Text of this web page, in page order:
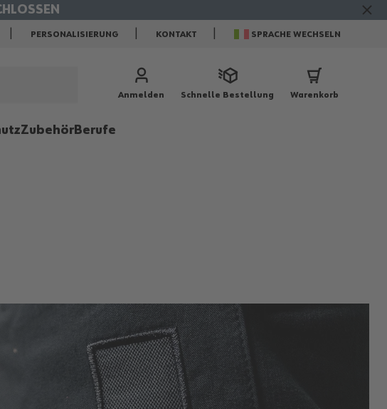
PERSONALISIERUNG KONTAKT SPRACHE WECHSELN
Anmelden Schnelle Bestellung Warenkorb
Zubehör Berufe